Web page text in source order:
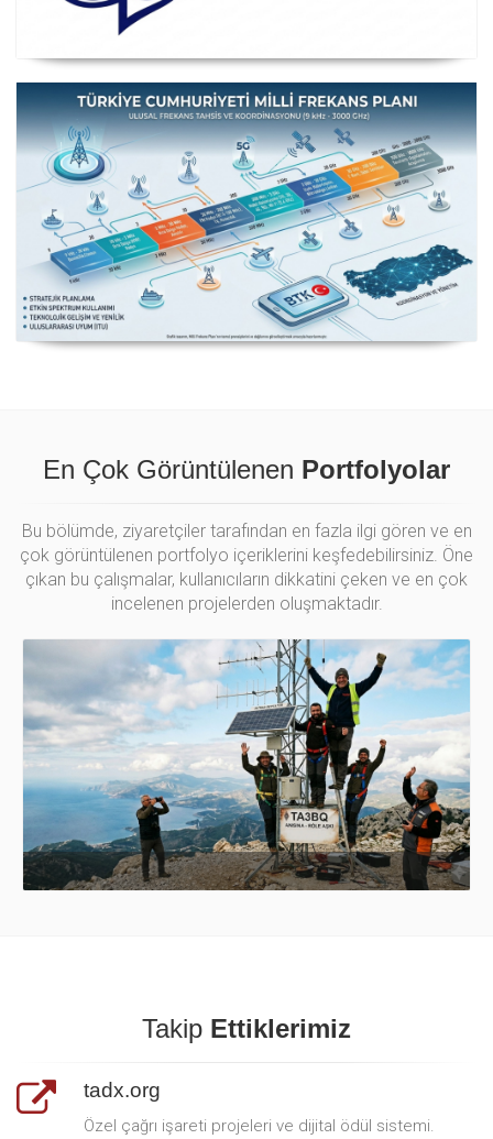
Posta ve Telekomünikasyon İdareleri Avrupa Konferansı
Milli Frekans Planı
En Çok Görüntülenen Portfolyolar
Bu bölümde, ziyaretçiler tarafından en fazla ilgi gören ve en
çok görüntülenen portfolyo içeriklerini keşfedebilirsiniz. Öne
çıkan bu çalışmalar, kullanıcıların dikkatini çeken ve en çok
incelenen projelerden oluşmaktadır.
Takip Ettiklerimiz
tadx.org
Özel çağrı işareti projeleri ve dijital ödül sistemi.